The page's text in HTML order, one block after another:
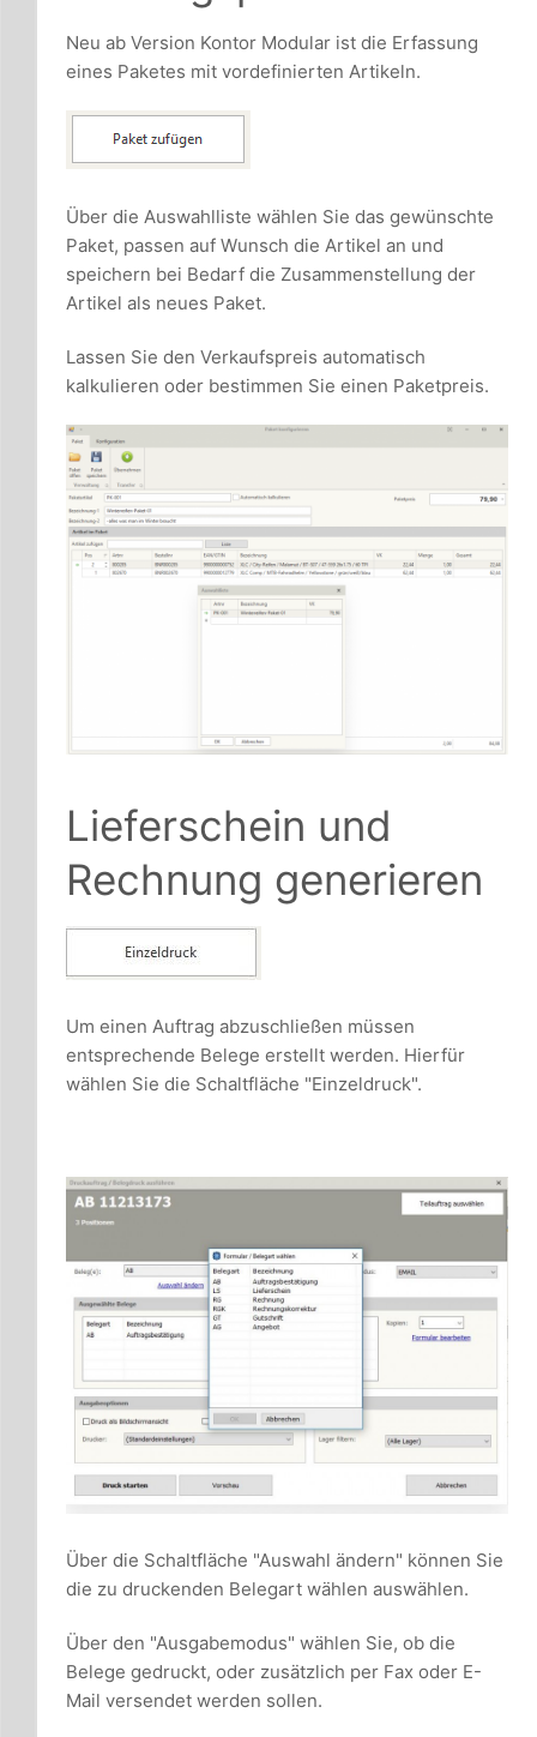
Neu ab Version Kontor Modular ist die Erfassung
eines Paketes mit vordefinierten Artikeln.
Über die Auswahlliste wählen Sie das gewünschte
Paket, passen auf Wunsch die Artikel an und
speichern bei Bedarf die Zusammenstellung der
Artikel als neues Paket.
Lassen Sie den Verkaufspreis automatisch
kalkulieren oder bestimmen Sie einen Paketpreis.
Lieferschein und
Rechnung generieren
Um einen Auftrag abzuschließen müssen
entsprechende Belege erstellt werden. Hierfür
wählen Sie die Schaltfläche "Einzeldruck".
Über die Schaltfläche "Auswahl ändern" können Sie
die zu druckenden Belegart wählen auswählen.
Über den "Ausgabemodus" wählen Sie, ob die
Belege gedruckt, oder zusätzlich per Fax oder E-
Mail versendet werden sollen.